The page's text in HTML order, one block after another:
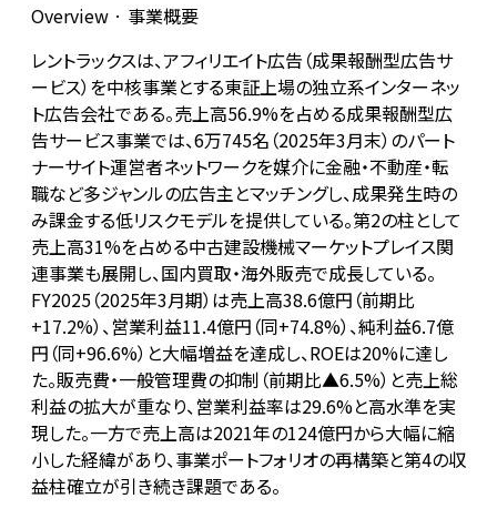
Overview · 事業概要
レントラックスは、アフィリエイト広告（成果報酬型広告サ
ービス）を中核事業とする東証上場の独立系インターネッ
ト広告会社である。売上高56.9%を占める成果報酬型広
告サービス事業では、6万745名（2025年3月末）のパート
ナーサイト運営者ネットワークを媒介に金融・不動産・転
職など多ジャンルの広告主とマッチングし、成果発生時の
み課金する低リスクモデルを提供している。第2の柱として
売上高31%を占める中古建設機械マーケットプレイス関
連事業も展開し、国内買取・海外販売で成長している。
FY2025（2025年3月期）は売上高38.6億円（前期比
+17.2%）、営業利益11.4億円（同+74.8%）、純利益6.7億
円（同+96.6%）と大幅増益を達成し、ROEは20%に達し
た。販売費・一般管理費の抑制（前期比▲6.5%）と売上総
利益の拡大が重なり、営業利益率は29.6%と高水準を実
現した。一方で売上高は2021年の124億円から大幅に縮
小した経緯があり、事業ポートフォリオの再構築と第4の収
益柱確立が引き続き課題である。